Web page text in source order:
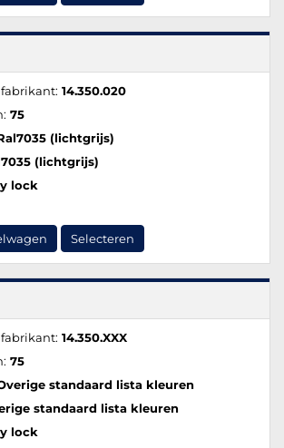
14.350.020
75
(lichtgrijs)
(lichtgrijs)
lock
Selecteren
14.350.XXX
75
standaard lista kleuren
standaard lista kleuren
lock